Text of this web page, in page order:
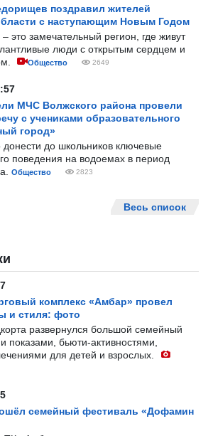
поздравил жителей
с наступающим Новым Годом
это замечательный регион, где живут
люди с открытым сердцем и
Общество 2649
МЧС Волжского района провели
с учениками образовательного
город»
до школьников ключевые
поведения на водоемах в период
Общество 2823
Весь список
комплекс «Амбар» провел
и стиля: фото
развернулся большой семейный
показами, бьюти-активностями,
для детей и взрослых.
семейный фестиваль «Дофамин